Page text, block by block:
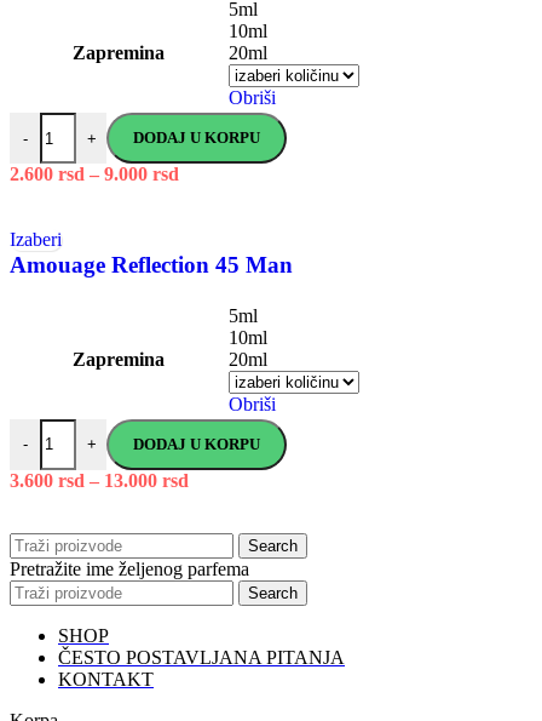
Zapremina
5ml
10ml
20ml
Obriši
- + DODAJ U KORPU
2.600 rsd – 9.000 rsd
Izaberi
Amouage Reflection 45 Man
Zapremina
5ml
10ml
20ml
Obriši
- + DODAJ U KORPU
3.600 rsd – 13.000 rsd
Search
Pretražite ime željenog parfema
Search
SHOP
ČESTO POSTAVLJANA PITANJA
KONTAKT